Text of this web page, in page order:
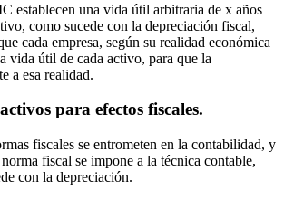
establecen una vida útil arbitraria de x años
como sucede con la depreciación fiscal,
cada empresa, según su realidad económica
vida útil de cada activo, para que la
a esa realidad.
para efectos fiscales.
fiscales se entrometen en la contabilidad, y
fiscal se impone a la técnica contable,
con la depreciación.